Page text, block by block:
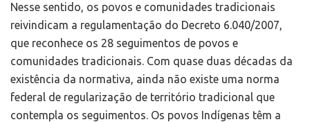
Nesse sentido, os povos e comunidades tradicionais
reivindicam a regulamentação do Decreto 6.040/2007,
que reconhece os 28 seguimentos de povos e
comunidades tradicionais. Com quase duas décadas da
existência da normativa, ainda não existe uma norma
federal de regularização de território tradicional que
contempla os seguimentos. Os povos Indígenas têm a